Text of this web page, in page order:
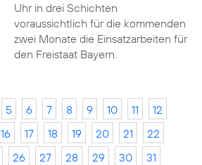
Uhr in drei Schichten
voraussichtlich für die kommenden
zwei Monate die Einsatzarbeiten für
den Freistaat Bayern.
5 6 7 8 9 10 11
12
16 17 18 19 20 21
22
26 27 28 29 30
31